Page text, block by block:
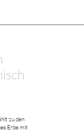
zu den
Erbe mit